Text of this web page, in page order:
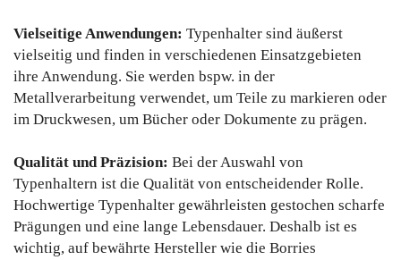
Vielseitige Anwendungen: Typenhalter sind äußerst
vielseitig und finden in verschiedenen Einsatzgebieten
ihre Anwendung. Sie werden bspw. in der
Metallverarbeitung verwendet, um Teile zu markieren oder
im Druckwesen, um Bücher oder Dokumente zu prägen.
Qualität und Präzision: Bei der Auswahl von
Typenhaltern ist die Qualität von entscheidender Rolle.
Hochwertige Typenhalter gewährleisten gestochen scharfe
Prägungen und eine lange Lebensdauer. Deshalb ist es
wichtig, auf bewährte Hersteller wie die Borries